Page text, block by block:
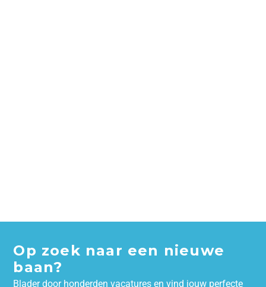
Op zoek naar een nieuwe
baan?
Blader door honderden vacatures en vind jouw perfecte